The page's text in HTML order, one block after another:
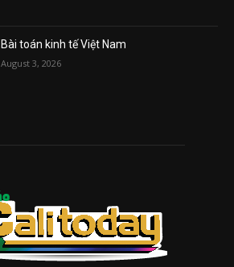
Bài toán kinh tế Việt Nam
August 3, 2026